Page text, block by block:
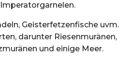
Geisterfetzenfische uvm.
darunter Riesenmuränen,
und einige Meer.